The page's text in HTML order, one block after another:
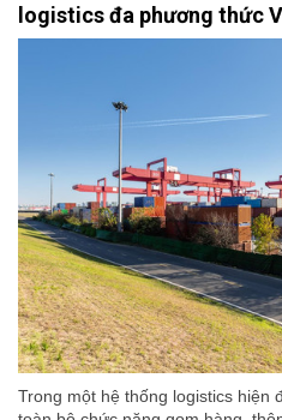
logistics đa phương thức
Trong một hệ thống logistics hiện